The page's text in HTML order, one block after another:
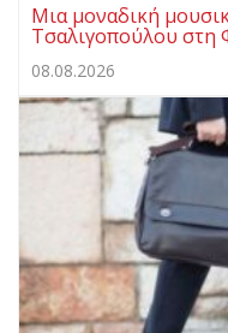
Μια μοναδική
Τσαλιγοπούλου στη
08.08.2026